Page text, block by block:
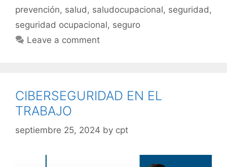
prevención, salud , saludocupacional, seguridad ,
seguridad ocupacional, seguro
Leave a comment
CIBERSEGURIDAD EN EL
TRABAJO
septiembre 25, 2024 by cpt